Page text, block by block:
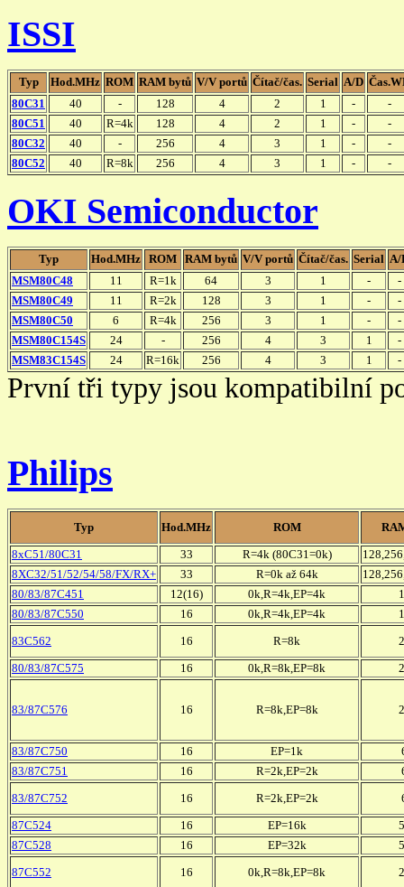
ISSI
Typ Hod.MHz ROM RAM bytů V/V portů Čítač/čas. Serial A/D
80C31
40 - 128 4 2 1 -
-
80C51
40 R=4k 128 4 2 1 -
-
80C32
40 - 256 4 3 1 -
-
80C52
40 R=8k 256 4 3 1 - -
OKI Semiconductor
Typ Hod.MHz ROM RAM bytů V/V portů Čítač/čas. Serial A/
MSM80C48
11 R=1k 64 3 1 -
-
MSM80C49
11 R=2k 128 3 1 -
-
MSM80C50
6 R=4k 256 3 1 -
-
MSM80C154S
24 - 256 4 3 1
-
MSM83C154S
24 R=16k 256 4 3 1 -
První tři typy jsou kompatibilní
Philips
Typ Hod.MHz ROM
8xC51/80C31
33 R=4k (80C31=0k)
8XC32/51/52/54/58/FX/RX+
33 R=0k až 64k
80/83/87C451
12(16) 0k,R=4k,EP=4k
80/83/87C550
16 0k,R=4k,EP=4k
83C562
16 R=8k
80/83/87C575
16 0k,R=8k,EP=8k
83/87C576 16 R=8k,EP=8k
83/87C750 16 EP=1k
83/87C751
16 R=2k,EP=2k
83/87C752
16 R=2k,EP=2k
87C524
16 EP=16k
87C528
16 EP=32k
87C552
16 0k,R=8k,EP=8k